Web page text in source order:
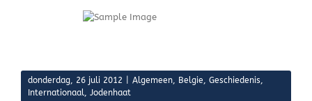
donderdag, 26 juli 2012 Algemeen, Belgie, Geschiedenis,
Internationaal, Jodenhaat